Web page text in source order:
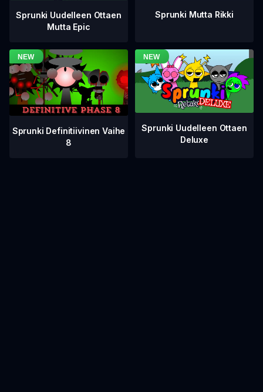
Sprunki Uudelleen Ottaen
Mutta Epic
Sprunki Mutta Rikki
Sprunki Definitiivinen Vaihe
8
Sprunki Uudelleen Ottaen
Deluxe